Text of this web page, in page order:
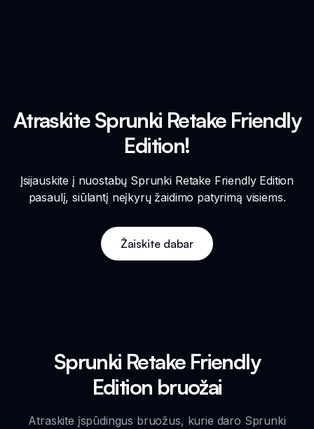
Atraskite Sprunki Retake Friendly
Edition!
Įsijauskite į nuostabų Sprunki Retake Friendly Edition
pasaulį, siūlantį neįkyrų žaidimo patyrimą visiems.
Žaiskite dabar
Sprunki Retake Friendly
Edition bruožai
Atraskite įspūdingus bruožus, kurie daro Sprunki